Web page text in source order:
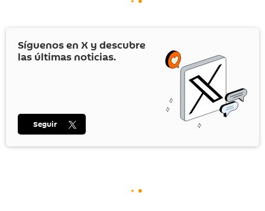
Síguenos en X y descubre
las últimas noticias.
Seguir